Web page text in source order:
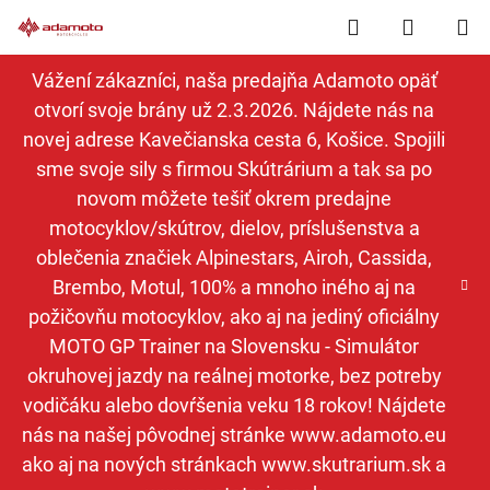
na
obsah
Vážení zákazníci, naša predajňa Adamoto opäť
otvorí svoje brány už 2.3.2026. Nájdete nás na
novej adrese Kavečianska cesta 6, Košice. Spojili
sme svoje sily s firmou Skútrárium a tak sa po
novom môžete tešiť okrem predajne
motocyklov/skútrov, dielov, príslušenstva a
oblečenia značiek Alpinestars, Airoh, Cassida,
Brembo, Motul, 100% a mnoho iného aj na
požičovňu motocyklov, ako aj na jediný oficiálny
MOTO GP Trainer na Slovensku - Simulátor
okruhovej jazdy na reálnej motorke, bez potreby
vodičáku alebo dovŕšenia veku 18 rokov! Nájdete
nás na našej pôvodnej stránke www.adamoto.eu
ako aj na nových stránkach www.skutrarium.sk a
Hľadať
KOŠÍK